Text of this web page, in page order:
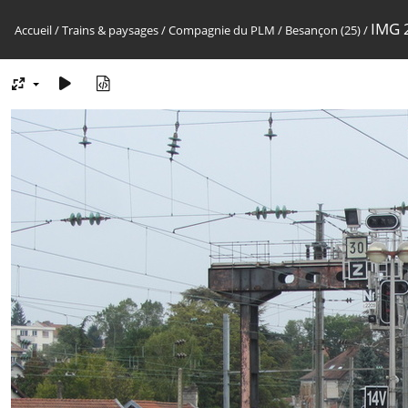
Accueil/Trains & paysages/Compagnie du PLM / Besançon (25)/ IMG